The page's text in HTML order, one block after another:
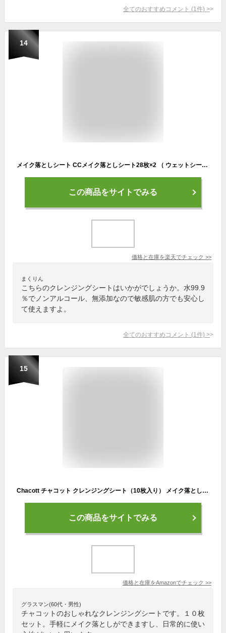
全てのおすすめコメント (1 件) >
14
メイク落としシート CCメイク落としシート28枚×2 （ ウェットシート メイク落とし 水 99.9％ 日本製 レディース ケア レック LEC クレンジング アルコールフリー ノンアルコール 無添加 敏感肌 低刺激 保湿 衛生用品 ）
この商品をサイトでみる
価格と在庫を楽天でチェック >>
まくりん
こちらのクレンジングシートはいかがでしょうか。水99.9
％でノンアルコール、無添加なので敏感肌の方でも安心し
て使えますよ。
全てのおすすめコメント (1 件) >
15
Chacott チャコット クレンジングシート（10枚入り） メイク落とし クレンジング (3個)
この商品をサイトでみる
価格と在庫をAmazonでチェック >>
グラスマン(60代・男性)
チャコットのおしゃれなクレンジングシートです。１０枚
セット。手軽にメイク落としができますし、日常的に使い